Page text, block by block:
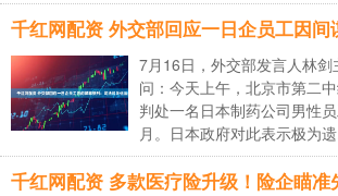
7月16日，外交部发言人林剑
问：今天上午，北京市第二
判处一名日本制药公司男性
月。日本政府对此表示极为
千红网配资 多款医疗险升级！险企瞄准